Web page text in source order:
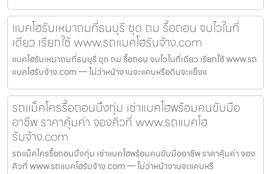
แบคโฮรับเหมาถมที่ธนบุรี ขุด ถม รื้อถอน จบไวในที่
เดียว เรียกใช้ www.รถแบคโฮรับจ้าง.com
แบคโฮรับเหมาถมที่ธนบุรี ขุด ถม รื้อถอน จบไวในที่เดียว เรียกใช้ www.รถ
แบคโฮรับจ้าง.com — ไม่ว่าหน้างานจะแคบหรือดินจะแข็งแ
รถแม็คโครรื้อถอนบึงกุ่ม เช่าแบคโฮพร้อมคนขับมือ
อาชีพ ราคาคุ้มค่า จองคิวที่ www.รถแบคโฮ
รับจ้าง.com
รถแม็คโครรื้อถอนบึงกุ่ม เช่าแบคโฮพร้อมคนขับมืออาชีพ ราคาคุ้มค่า จอง
คิวที่ www.รถแบคโฮรับจ้าง.com — ไม่ว่าหน้างานจะแคบหรื